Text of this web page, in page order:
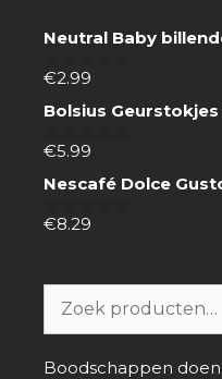
Neutral Baby
0
5
€2.99
Bolsius
0
5
€5.99
Nescafé Dolce
0
€8.29
naar:
Boodschappen